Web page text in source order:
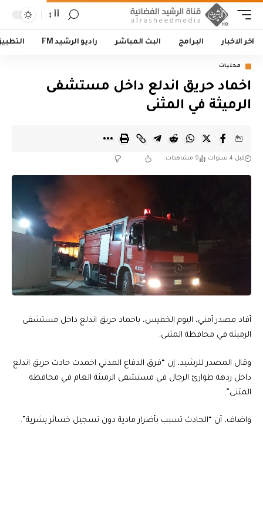
أأ
اخر الاخبار البرامج البث المباشر راديو الرشيد FM
محليات
اخماد حريق اندلع داخل مستشفى
الرميثة في المثنى
قبل 4 سنوات 9 مشاهدات
أفاد مصدر أمني، اليوم الخميس، باخماد حريق اندلع داخل مستشفى
الرميثة في محافظة المثنى.
وقال المصدر للرشيد، إن “فرق الدفاع المدني اخمدت حادث حريق اندلع
داخل ردهة طوارئ الرجال في مستشفى الرميثة العام في محافظة
المثنى”.
واضاف، أن “الحادث تسبب بأضرار مادية دون تسجيل خسائر بشرية”.